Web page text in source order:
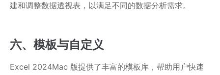
建和调整数据透视表，以满足不同的数据分析需求。
六、模板与自定义
Excel 2024Mac 版提供了丰富的模板库，帮助用户快速